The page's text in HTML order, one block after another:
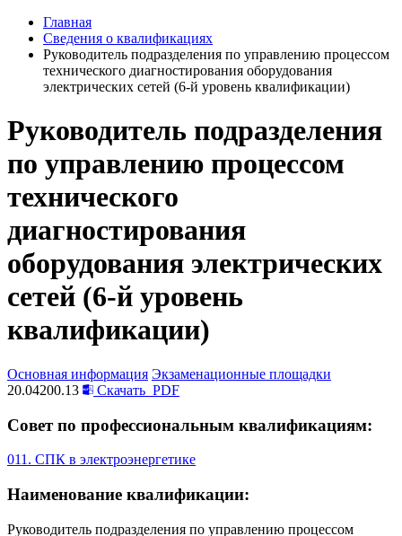
Главная
Сведения о квалификациях
Руководитель подразделения по управлению процессом
технического диагностирования оборудования
электрических сетей (6-й уровень квалификации)
Руководитель подразделения
по управлению процессом
технического
диагностирования
оборудования электрических
сетей (6-й уровень
квалификации)
Основная информация Экзаменационные площадки
20.04200.13
Скачать PDF
Совет по профессиональным квалификациям:
011. СПК в электроэнергетике
Наименование квалификации:
Руководитель подразделения по управлению процессом